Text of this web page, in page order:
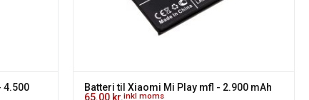
4.500
Batteri til Xiaomi Mi Play mfl - 2.900 mAh
65.00 kr.inkl moms